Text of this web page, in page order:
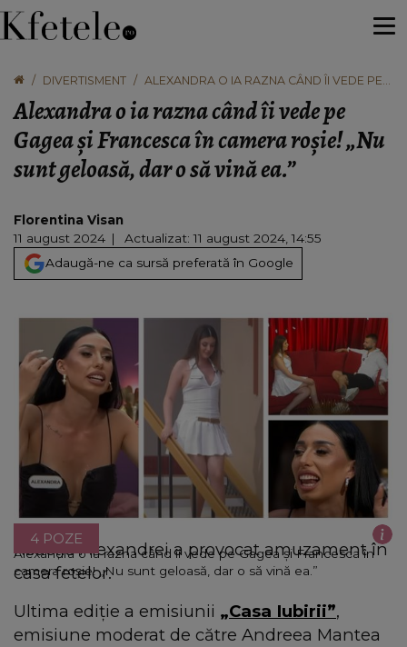
DIVERTISMENT
ALEXANDRA O IA RAZNA CÂND ÎI VEDE PE
„NU SUNT GELOASĂ, DAR O SĂ VINĂ EA.”
Alexandra o ia razna când îi vede pe
Gagea și Francesca în camera roșie! „Nu
sunt geloasă, dar o să vină ea.”
Florentina Visan
11 august 2024
Actualizat: 11 august 2024, 14:55
Adaugă-ne ca sursă preferată în Google
Alexandra o ia razna când îi vede pe Gagea și Francesca în
camera roșie! „Nu sunt geloasă, dar o să vină ea.”
4 POZE
Reacția Alexandrei a provocat amuzament în
casa fetelor.
Ultima ediție a emisiunii „Casa Iubirii”,
emisiune moderat de către Andreea Mantea